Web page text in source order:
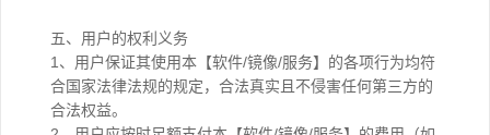
五、用户的权利义务
1、用户保证其使用本【软件/镜像/服务】的各项行为均符
合国家法律法规的规定，合法真实且不侵害任何第三方的
合法权益。